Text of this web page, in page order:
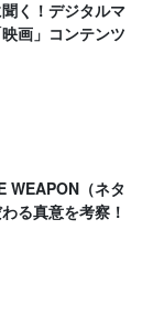
く！デジタルマ
画」コンテンツ
WEAPON（ネタ
る真意を考察！